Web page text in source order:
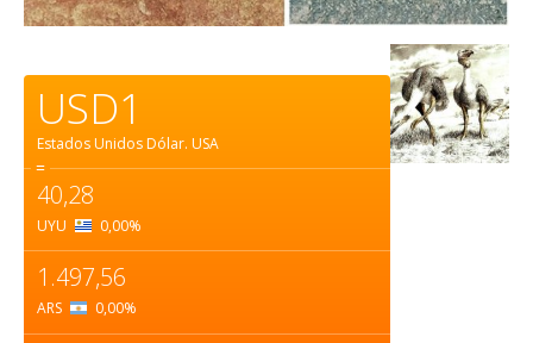
USD1
Estados Unidos Dólar. USA
=
40,28
UYU 0,00%
1.497,56
ARS 0,00%